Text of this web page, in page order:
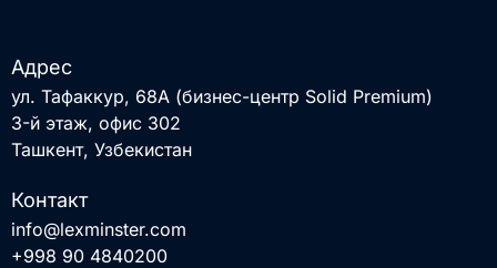
Адрес
ул. Тафаккур, 68А (бизнес-центр Solid Premium)
3-й этаж, офис 302
Ташкент, Узбекистан
Контакт
info@lexminster.com
+998 90 4840200